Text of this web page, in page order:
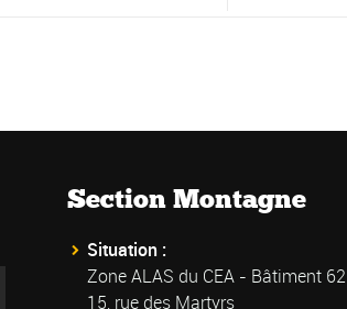
Section Montagne
Situation :
Zone ALAS du CEA - Bâtiment 62
15, rue des Martyrs